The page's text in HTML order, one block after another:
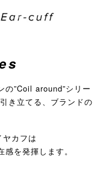
の”Coil around”シリー
き立てる、ブランドの
カフは
を発揮します。